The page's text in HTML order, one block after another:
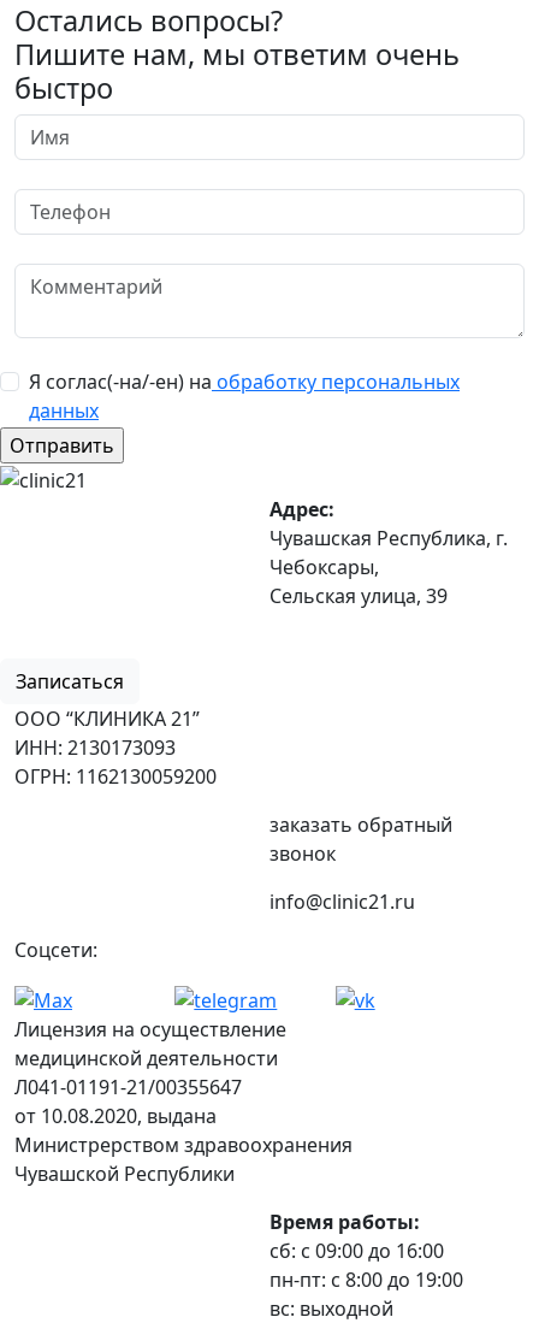
Остались вопросы?
Пишите нам, мы ответим очень
быстро
Я соглас(-на/-ен) на обработку персональных
данных
Адрес:
Чувашская Республика, г.
Чебоксары,
Сельская улица, 39
Записаться
ООО “КЛИНИКА 21”
ИНН: 2130173093
ОГРН: 1162130059200
заказать обратный
звонок
info@clinic21.ru
Соцсети:
Лицензия на осуществление
медицинской деятельности
Л041-01191-21/00355647
от 10.08.2020, выдана
Министрерством здравоохранения
Чувашской Республики
Время работы:
сб: с 09:00 до 16:00
пн-пт: с 8:00 до 19:00
вс: выходной